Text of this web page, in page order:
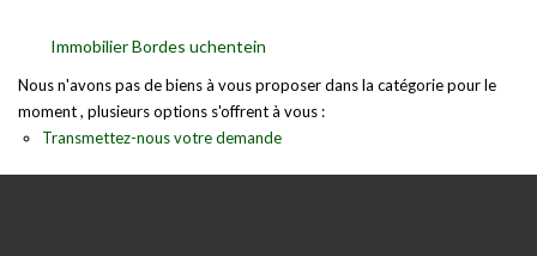
EN
Immobilier Bordes uchentein
Nous n'avons pas de biens à vous proposer dans la catégorie pour le
moment , plusieurs options s'offrent à vous :
Transmettez-nous votre demande